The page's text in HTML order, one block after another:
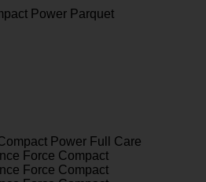
Power Parquet
Power Full Care
Force Compact
Force Compact